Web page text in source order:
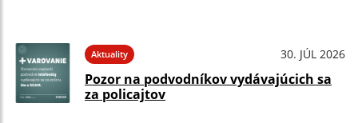
Aktuality 30. JÚL 2026
Pozor na podvodníkov vydávajúcich sa
za policajtov